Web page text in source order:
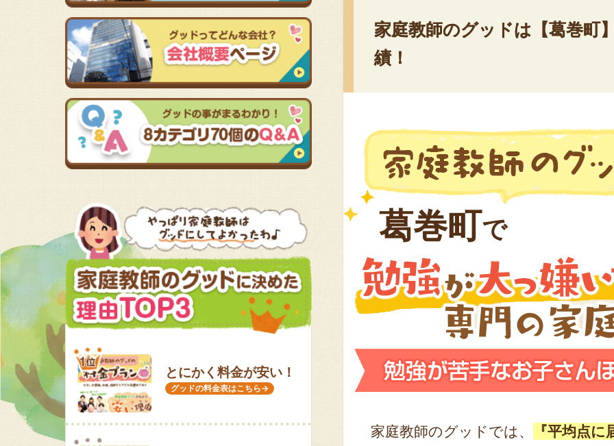
とにかく料金が安い！
グッドの料金表はこちら→
家庭教師のグッドは【葛巻町
績！
葛巻町で
家庭教師のグッドでは、
『平均点